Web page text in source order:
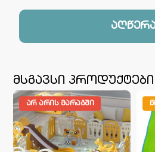
მსგავსი პროდუქტები
ᲐᲠ ᲐᲠᲘᲡ ᲛᲐᲠᲐᲒᲨᲘ